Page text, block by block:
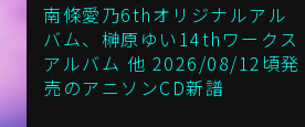
南條愛乃6thオリジナルアル
バム、榊原ゆい14thワークス
アルバム 他 2026/08/12頃発
売のアニソンCD新譜